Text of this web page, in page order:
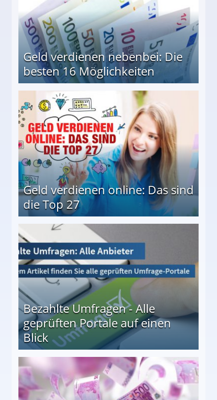
Geld verdienen nebenbei: Die
besten 16 Möglichkeiten
Geld verdienen online: Das sind
die Top 27
Bezahlte Umfragen - Alle
geprüften Portale auf einen
Blick
auf einen Blick